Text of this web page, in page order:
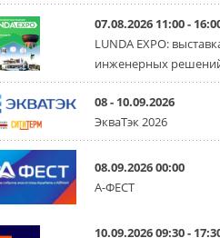
США запретили
иностранных
28 июля 2026 года
комиссия по связи США
свой специальный
31 ИЮЛЯ 2026
Уже через месяц в
можно будет
солнечные панели
С 1 сентября снимается
микрогенерацию в
30 ИЮЛЯ 2026
Канальные
07.08.2026 11:00 -
LUNDA EXPO:
инженерных
08 - 10.09.2026
ЭкваТэк 2026
08.09.2026 00:00
А-ФЕСТ
10.09.2026 09:30 -